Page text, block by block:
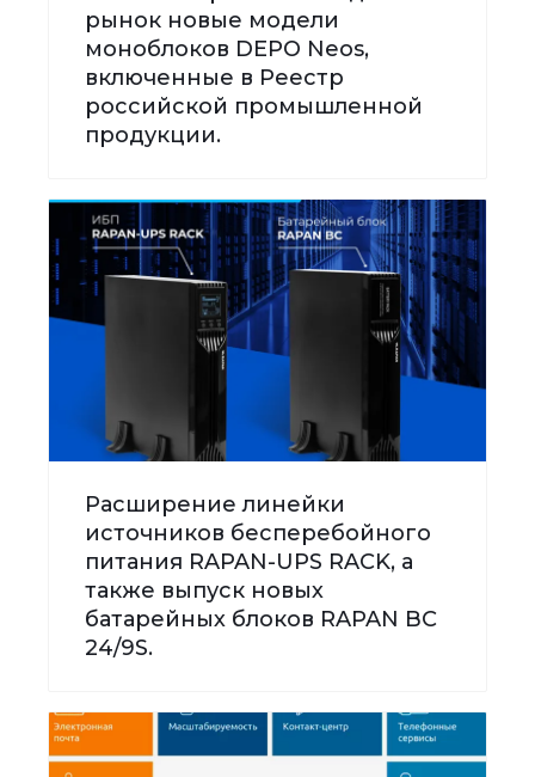
рынок новые модели
моноблоков DEPO Neos,
включенные в Реестр
российской промышленной
продукции.
Расширение линейки
источников бесперебойного
питания RAPAN-UPS RACK, а
также выпуск новых
батарейных блоков RAPAN BC
24/9S.